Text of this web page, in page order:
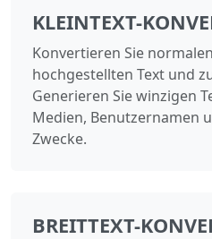
KLEINTEXT-
Konvertieren Sie
hochgestellten Text und
Generieren Sie winzigen
Medien, Benutzernamen
Zwecke.
BREITTEXT-